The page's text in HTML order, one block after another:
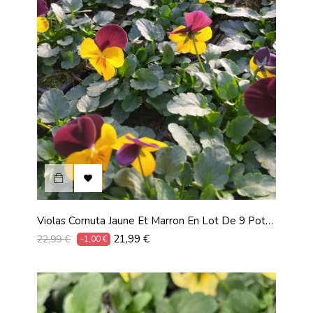

Violas Cornuta Jaune Et Marron En Lot De 9 Pots
De 9 Cm
Prix
22,99 € -1,00 € Prix
21,99 €